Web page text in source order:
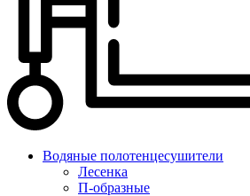
Водяные полотенцесушители
Лесенка
П-образные